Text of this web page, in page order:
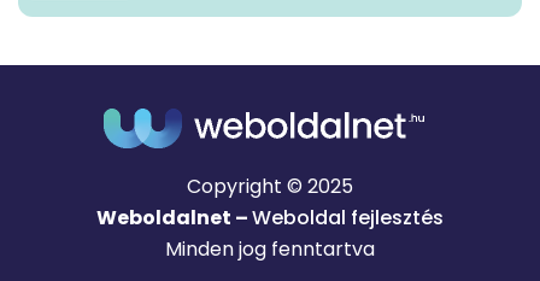
Copyright © 2025
Weboldalnet –Weboldal fejlesztés
Minden jog fenntartva